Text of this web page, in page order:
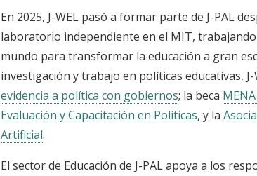
En 2025, J-WEL pasó a formar parte de J-PAL
laboratorio independiente en el MIT,
mundo para transformar la educación a gran
investigación y trabajo en políticas educativas,
evidencia a política con gobiernos; la beca
Evaluación y Capacitación en Políticas, y la
Artificial.
El sector de Educación de J-PAL apoya a los